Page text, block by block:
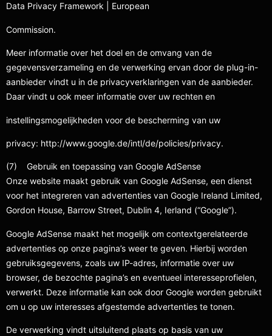
Data Privacy Framework | European
Commission.
Meer informatie over het doel en de omvang van de
gegevensverzameling en de verwerking ervan door de plug-in-
aanbieder vindt u in de privacyverklaringen van de aanbieder.
Daar vindt u ook meer informatie over uw rechten en
instellingsmogelijkheden voor de bescherming van uw
privacy: http://www.google.de/intl/de/policies/privacy.
(7) Gebruik en toepassing van Google AdSense
Onze website maakt gebruik van Google AdSense, een dienst
voor het integreren van advertenties van Google Ireland Limited,
Gordon House, Barrow Street, Dublin 4, Ierland (“Google”).
Google AdSense maakt het mogelijk om contextgerelateerde
advertenties op onze pagina’s weer te geven. Hierbij worden
gebruiksgegevens, zoals uw IP-adres, informatie over uw
browser, de bezochte pagina’s en eventueel interesseprofielen,
verwerkt. Deze informatie kan ook door Google worden gebruikt
om u op uw interesses afgestemde advertenties te tonen.
De verwerking vindt uitsluitend plaats op basis van uw